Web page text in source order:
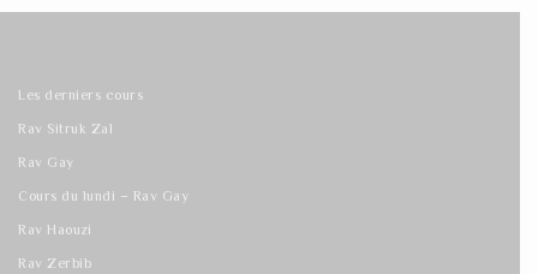
Les derniers cours
Rav Sitruk Zal
Rav Gay
Cours du lundi – Rav Gay
Rav Haouzi
Rav Zerbib